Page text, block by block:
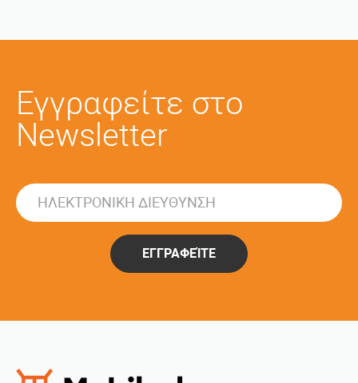
Εγγραφείτε στο
Newsletter
ΕΓΓΡΑΦΕΊΤΕ